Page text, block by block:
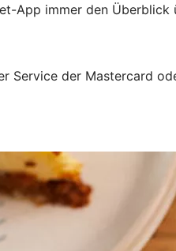
App immer den Überblick
Service der Mastercard